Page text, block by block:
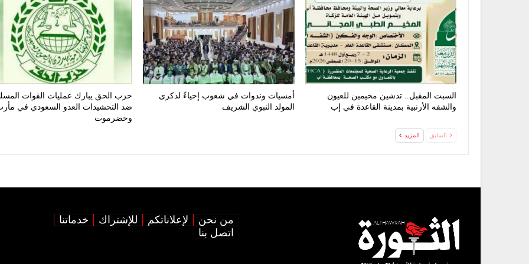
السبت المقبل.. تدشين مخيمين للعيون
والشفه الأرنبية بمدينة القاعدة في إب
أمسيات وندوات في شعوب إحياءً لذكرى
المولد النبوي الشريف
حزب الحق يبارك عمليات القوات
ضد التحشيدات العدو السعودي في
وحضرموت
السابق المزيد
من نحن لإعلاناتكم للإشتراك
خدماتنا
اتصل بنا